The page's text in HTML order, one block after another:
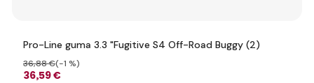
Pro-Line guma 3.3 "Fugitive S4 Off-Road Buggy (2)
36,59 €
36,88 €(-1 %)